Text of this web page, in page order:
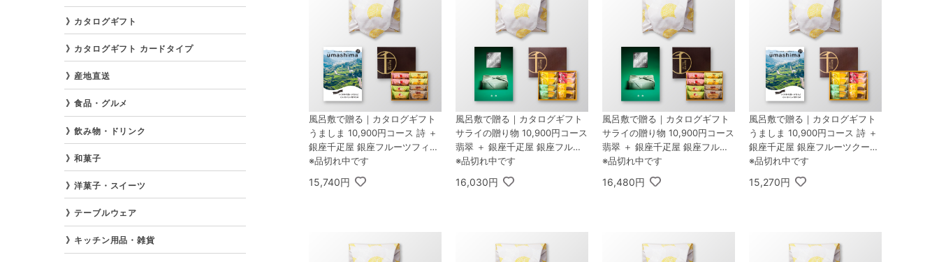
風呂敷で贈る｜カタログギフト
うましま 10,900円コース 詩 ＋
銀座千疋屋 銀座フルーツフィナ
ンシェ 8個入
※品切れ中です
15,740円
風呂敷で贈る｜カタログギフト
サライの贈り物 10,900円コース
翡翠 ＋ 銀座千疋屋 銀座フルー
ツクーヘン 8個入
※品切れ中です
16,030円
風呂敷で贈る｜カタログギフト
サライの贈り物 10,900円コース
翡翠 ＋ 銀座千疋屋 銀座フルー
ツフィナンシェ 8個入
※品切れ中です
16,480円
風呂敷で贈る｜カタログギフト
うましま 10,900円コース 詩 ＋
銀座千疋屋 銀座フルーツクーヘ
ン 8個入
※品切れ中です
15,270円
カタログギフト
カタログギフト カードタイプ
産地直送
食品・グルメ
飲み物・ドリンク
和菓子
洋菓子・スイーツ
テーブルウェア
キッチン用品・雑貨